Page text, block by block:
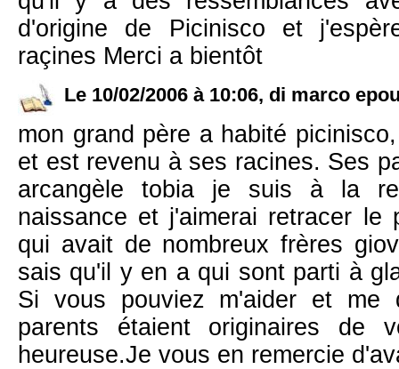
d'origine de Picinisco et
raçines Merci a bientôt
Le 10/02/2006 à 10:06, di marco
mon grand père a habité
et est revenu à ses racines. Ses
arcangèle tobia je suis à la
naissance et j'aimerai retracer le
qui avait de nombreux frères
sais qu'il y en a qui sont parti à
Si vous pouviez m'aider et me
parents étaient originaires de
heureuse.Je vous en remercie